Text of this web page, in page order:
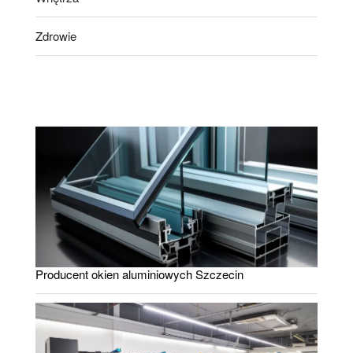
Zdrowie
Producent okien aluminiowych Szczecin